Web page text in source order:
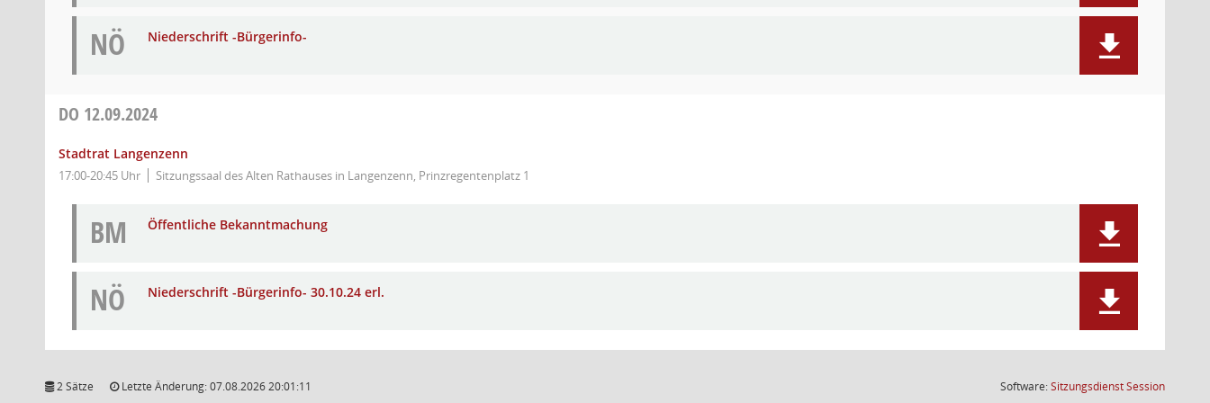
NÖ Niederschrift -Bürgerinfo-
DO 12.09.2024
Stadtrat Langenzenn
17:00-20:45 Uhr Sitzungssaal des Alten Rathauses in Langenzenn, Prinzregentenplatz 1
BM Öffentliche Bekanntmachung
NÖ Niederschrift -Bürgerinfo- 30.10.24 erl.
2 Sätze Letzte Änderung: 07.08.2026 20:01:11 Software:SitzungsdienstSession(Wird in